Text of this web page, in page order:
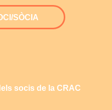
SÒCIA
socis de la CRAC